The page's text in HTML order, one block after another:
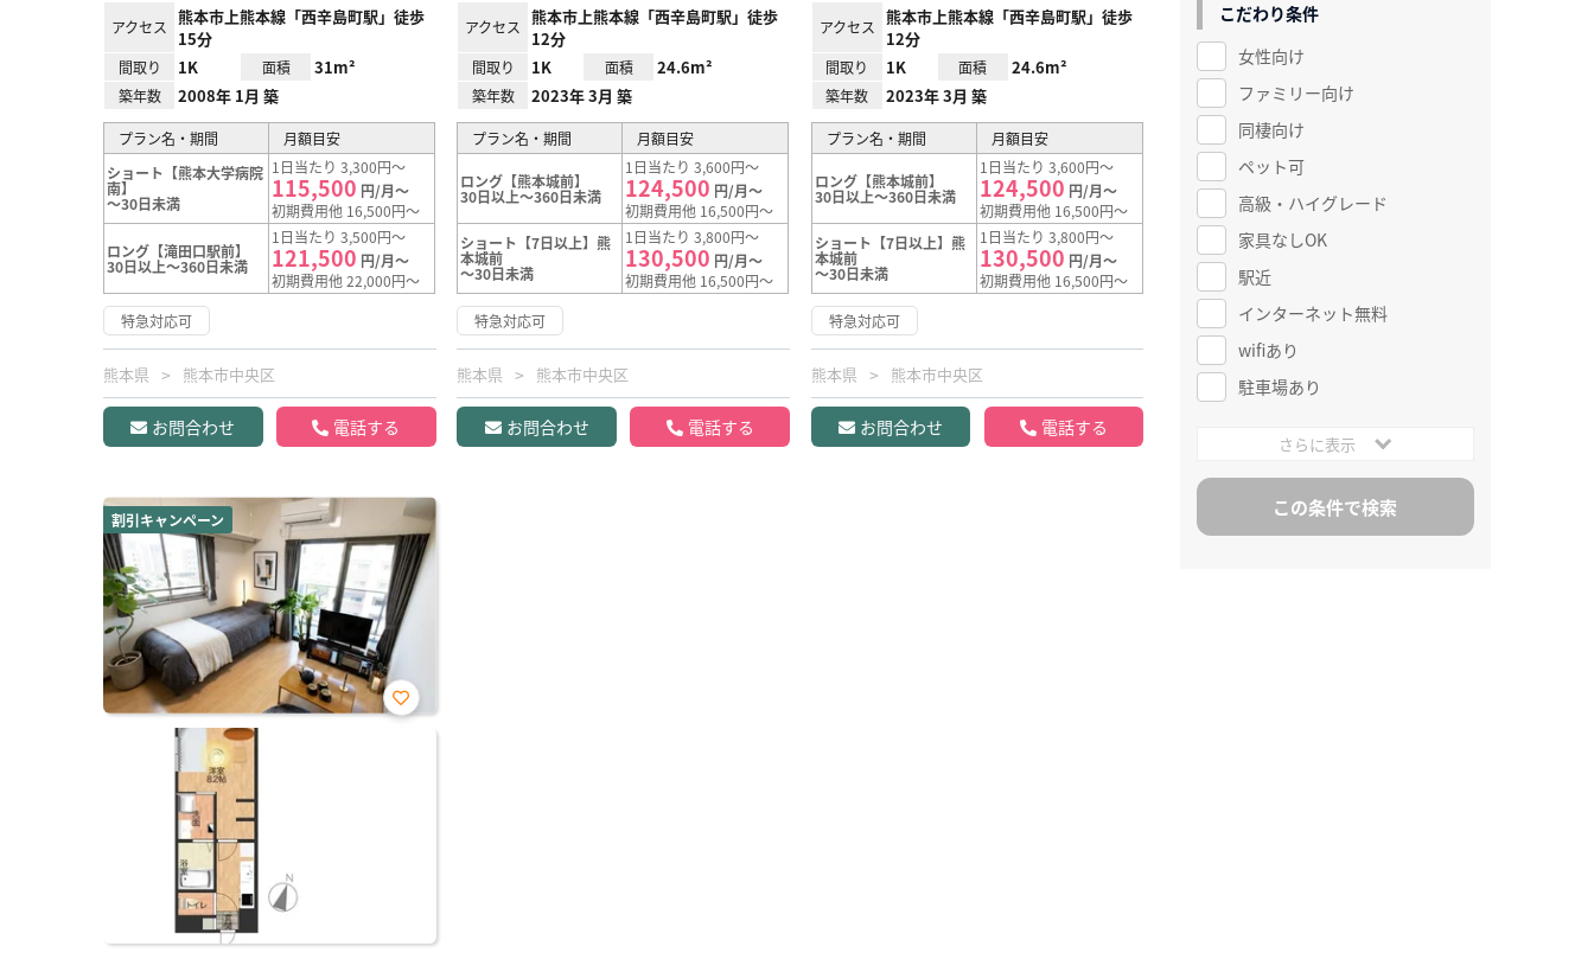
アクセス
熊本市上熊本線「西辛島町駅」徒歩
15分
間取り 1K 面積 31m²
築年数 2008年 1月 築
プラン名・期間
月額目安
ショート【熊本大学病院
南】
～30日未満
1日当たり 3,300円～
115,500 円/月～
初期費用他 16,500円～
ロング【滝田口駅前】
30日以上～360日未満
1日当たり 3,500円～
121,500 円/月～
初期費用他 22,000円～
特急対応可
熊本県 熊本市中央区
お問合わせ 電話する
アクセス
熊本市上熊本線「西辛島町駅」徒歩
12分
間取り 1K 面積 24.6m²
築年数 2023年 3月 築
プラン名・期間 月額目安
ロング【熊本城前】
30日以上～360日未満
1日当たり 3,600円～
124,500 円/月～
初期費用他 16,500円～
ショート【7日以上】熊
本城前
～30日未満
1日当たり 3,800円～
130,500 円/月～
初期費用他 16,500円～
特急対応可
熊本県 熊本市中央区
お問合わせ 電話する
アクセス
熊本市上熊本線「西辛島町駅」徒歩
12分
間取り 1K 面積 24.6m²
築年数 2023年 3月 築
プラン名・期間 月額目安
ロング【熊本城前】
30日以上～360日未満
1日当たり 3,600円～
124,500 円/月～
初期費用他 16,500円～
ショート【7日以上】熊
本城前
～30日未満
1日当たり 3,800円～
130,500 円/月～
初期費用他 16,500円～
特急対応可
熊本県 熊本市中央区
お問合わせ 電話する
割引キャンペーン
お気
こだわり条件
女性向け
ファミリー向け
同棲向け
ペット可
高級・ハイグレード
家具なしOK
駅近
インターネット無料
wifiあり
駐車場あり
さらに表示